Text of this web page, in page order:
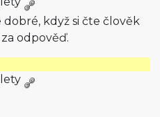
když si čte člověk
odpověď.